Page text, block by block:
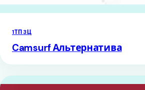
1ТП3Ц
Camsurf Альтернатива